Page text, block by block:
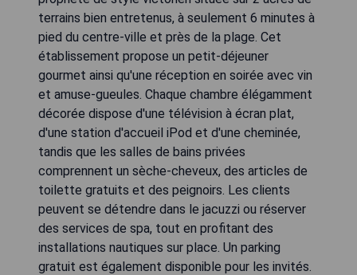
terrains bien entretenus, à seulement 6 minutes à
pied du centre-ville et près de la plage. Cet
établissement propose un petit-déjeuner
gourmet ainsi qu'une réception en soirée avec vin
et amuse-gueules. Chaque chambre élégamment
décorée dispose d'une télévision à écran plat,
d'une station d'accueil iPod et d'une cheminée,
tandis que les salles de bains privées
comprennent un sèche-cheveux, des articles de
toilette gratuits et des peignoirs. Les clients
peuvent se détendre dans le jacuzzi ou réserver
des services de spa, tout en profitant des
installations nautiques sur place. Un parking
gratuit est également disponible pour les invités.